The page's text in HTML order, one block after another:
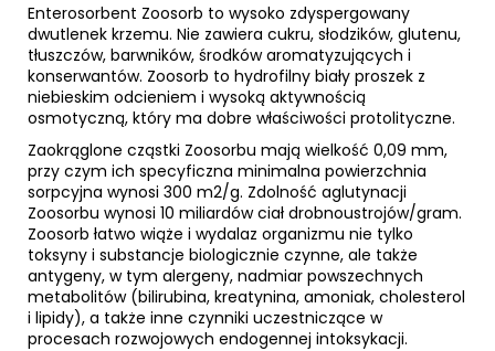
Enterosorbent Zoosorb to wysoko zdyspergowany
dwutlenek krzemu. Nie zawiera cukru, słodzików, glutenu,
tłuszczów, barwników, środków aromatyzujących i
konserwantów. Zoosorb to hydrofilny biały proszek z
niebieskim odcieniem i wysoką aktywnością
osmotyczną, który ma dobre właściwości protolityczne.
Zaokrąglone cząstki Zoosorbu mają wielkość 0,09 mm,
przy czym ich specyficzna minimalna powierzchnia
sorpcyjna wynosi 300 m2/g. Zdolność aglutynacji
Zoosorbu wynosi 10 miliardów ciał drobnoustrojów/gram.
Zoosorb łatwo wiąże i wydalaz organizmu nie tylko
toksyny i substancje biologicznie czynne, ale także
antygeny, w tym alergeny, nadmiar powszechnych
metabolitów (bilirubina, kreatynina, amoniak, cholesterol
i lipidy), a także inne czynniki uczestniczące w
procesach rozwojowych endogennej intoksykacji.